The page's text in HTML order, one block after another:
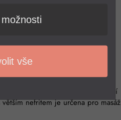
metodou Gua
sahá až do sedmého století v
léčivou sílu a hojivé účinky
Gua Sha je velice jednoduchá.
denně, po dobu 3-5 min.
část je vhodná pro oční okolí
nefritem je určena pro masáž
vše